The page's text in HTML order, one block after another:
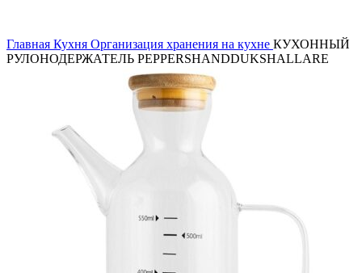
Главная Кухня Организация хранения на кухне КУХОННЫЙ
РУЛОНОДЕРЖАТЕЛЬ PEPPERSHANDDUKSHALLARE